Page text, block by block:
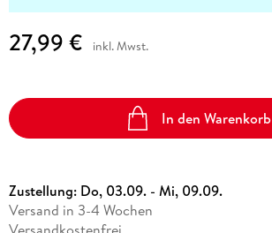
27,99 € inkl. Mwst.
In den Warenkorb
Zustellung: Do, 03.09. - Mi, 09.09.
Versand in 3-4 Wochen